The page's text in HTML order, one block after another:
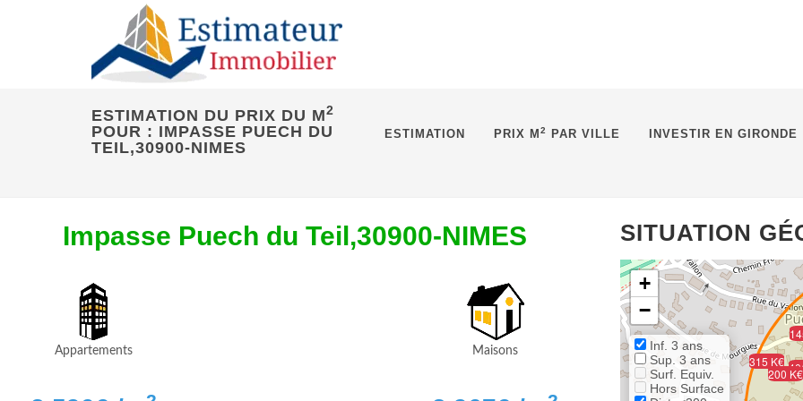
ESTIMATION PRIX M 2 PAR VILLE INVESTIR EN GIRONDE
ESTIMATION DU PRIX DU M2
POUR : IMPASSE PUECH DU
TEIL,30900-NIMES
Impasse Puech du Teil,30900-NIMES
Appartements Maisons
SITUATION
315 K€
200 K€
+
−
Inf. 3 ans
Sup. 3 ans
Surf. Equiv.
Hors Surface